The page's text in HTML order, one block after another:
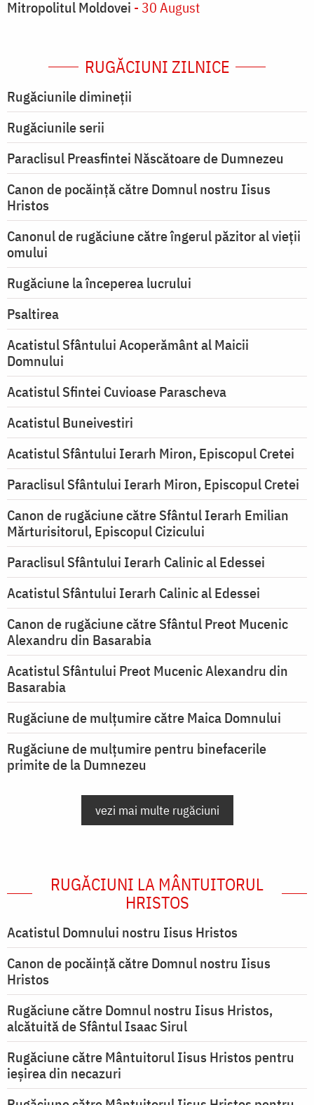
Mitropolitul Moldovei - 30 August
RUGĂCIUNI ZILNICE
Rugăciunile dimineții
Rugăciunile serii
Paraclisul Preasfintei Născătoare de Dumnezeu
Canon de pocăință către Domnul nostru Iisus
Hristos
Canonul de rugăciune către îngerul păzitor al vieții
omului
Rugăciune la începerea lucrului
Psaltirea
Acatistul Sfântului Acoperământ al Maicii
Domnului
Acatistul Sfintei Cuvioase Parascheva
Acatistul Buneivestiri
Acatistul Sfântului Ierarh Miron, Episcopul Cretei
Paraclisul Sfântului Ierarh Miron, Episcopul Cretei
Canon de rugăciune către Sfântul Ierarh Emilian
Mărturisitorul, Episcopul Cizicului
Paraclisul Sfântului Ierarh Calinic al Edessei
Acatistul Sfântului Ierarh Calinic al Edessei
Canon de rugăciune către Sfântul Preot Mucenic
Alexandru din Basarabia
Acatistul Sfântului Preot Mucenic Alexandru din
Basarabia
Rugăciune de mulţumire către Maica Domnului
Rugăciune de mulțumire pentru binefacerile
primite de la Dumnezeu
vezi mai multe rugăciuni
RUGĂCIUNI LA MÂNTUITORUL
HRISTOS
Acatistul Domnului nostru Iisus Hristos
Canon de pocăință către Domnul nostru Iisus
Hristos
Rugăciune către Domnul nostru Iisus Hristos,
alcătuită de Sfântul Isaac Sirul
Rugăciune către Mântuitorul Iisus Hristos pentru
ieşirea din necazuri